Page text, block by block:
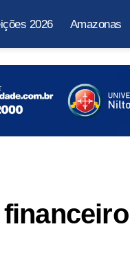
2026 Amazonas